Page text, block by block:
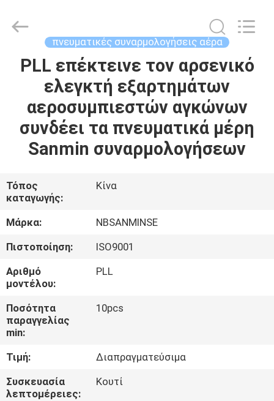
ΣΠΊΤΙ
ΠΡΟΪΌΝΤΑ
ΠΕΡΊΠΟΥ
ΓΎΡΟΣ
ΕΡΓΟΣΤΑΣΊΩΝ
ΠΟΙΟΤΙΚΌΣ
ΈΛΕΓΧΟΣ
ΜΑΣ
ΣΕ
ΕΠΑΦΉ
Export
Reserved.
πνευματικές συναρμολογήσεις αέρα
PLL επέκτεινε τον αρσενικό
ελεγκτή εξαρτημάτων
αεροσυμπιεστών αγκώνων
συνδέει τα πνευματικά μέρη
Sanmin συναρμολογήσεων
Τόπος
καταγωγής:
Κίνα
Μάρκα:
NBSANMINSE
Πιστοποίηση:
ISO9001
Αριθμό
μοντέλου:
PLL
Ποσότητα
παραγγελίας
min:
10pcs
Τιμή:
Διαπραγματεύσιμα
Συσκευασία
λεπτομέρειες:
Κουτί